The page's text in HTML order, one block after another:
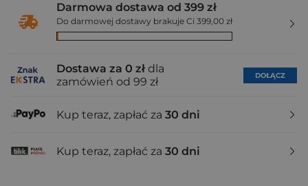
Darmowa dostawa od 399 zł
Do darmowej dostawy brakuje Ci 399,00 zł
Dostawa za 0 zł dla
zamówień od 99 zł
DOŁĄCZ
Kup teraz, zapłać za 30 dni
Kup teraz, zapłać za 30 dni